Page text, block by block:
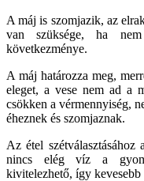
A máj is szomjazik, az
van szüksége, ha
következménye.
A máj határozza meg,
eleget, a vese nem ad a
csökken a vérmennyiség,
éheznek és szomjaznak.
Az étel
nincs elég víz a
kivitelezhető, így